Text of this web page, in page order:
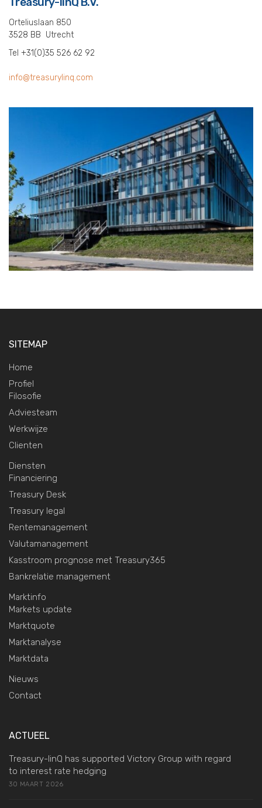
Orteliuslaan 850
3528 BB Utrecht
Tel +31(0)35 526 62 92
info@treasurylinq.com
SITEMAP
Home
Profiel
Filosofie
Adviesteam
Werkwijze
Clienten
Diensten
Financiering
Treasury Desk
Treasury legal
Rentemanagement
Valutamanagement
Kasstroom prognose met Treasury365
Bankrelatie management
Marktinfo
Markets update
Marktquote
Marktanalyse
Marktdata
Nieuws
Contact
ACTUEEL
Treasury-linQ has supported Victory Group with regard
to interest rate hedging
30 MAART 2026